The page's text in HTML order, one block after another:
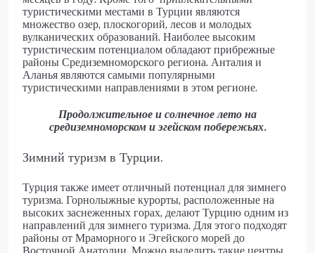
туристическими местами в Турции являются
множество озер, плоскогорий, лесов и молодых
вулканических образований. Наиболее высоким
туристическим потенциалом обладают прибрежные
районы Средиземноморского региона. Анталия и
Аланья являются самыми популярными
туристическими направлениями в этом регионе.
Продолжительное и солнечное лето на
средиземноморском и эгейском побережьях.
Зимний туризм в Турции.
Турция также имеет отличный потенциал для зимнего
туризма. Горнолыжные курорты, расположенные на
высоких заснеженных горах, делают Турцию одним из
направлений для зимнего туризма. Для этого подходят
районы от Мраморного и Эгейского морей до